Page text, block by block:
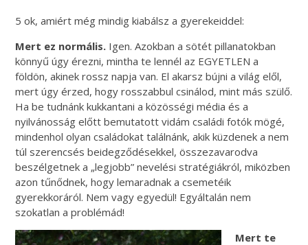
5 ok, amiért még mindig kiabálsz a gyerekeiddel:
Mert ez normális. Igen. Azokban a sötét pillanatokban
könnyű úgy érezni, mintha te lennél az EGYETLEN a
földön, akinek rossz napja van. El akarsz bújni a világ elől,
mert úgy érzed, hogy rosszabbul csinálod, mint más szülő.
Ha be tudnánk kukkantani a közösségi média és a
nyilvánosság előtt bemutatott vidám családi fotók mögé,
mindenhol olyan családokat találnánk, akik küzdenek a nem
túl szerencsés beidegződésekkel, összezavarodva
beszélgetnek a „legjobb” nevelési stratégiákról, miközben
azon tűnődnek, hogy lemaradnak a csemetéik
gyerekkoráról. Nem vagy egyedül! Egyáltalán nem
szokatlan a problémád!
Mert te